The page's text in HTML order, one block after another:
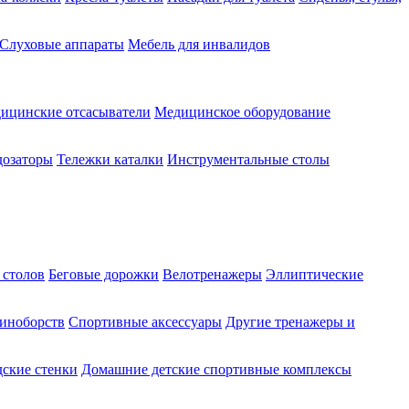
Слуховые аппараты Мебель для инвалидов
отсасыватели Медицинское оборудование
Тележки каталки Инструментальные столы
Беговые дорожки Велотренажеры Эллиптические
Спортивные аксессуары Другие тренажеры и
стенки Домашние детские спортивные комплексы